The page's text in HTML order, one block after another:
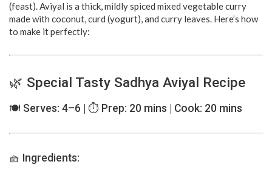
(feast). Aviyal is a thick, mildly spiced mixed vegetable curry
made with coconut, curd (yogurt), and curry leaves. Here’s how
to make it perfectly:
🌿 Special Tasty Sadhya Aviyal Recipe
🍽️ Serves: 4–6 | ⏱️ Prep: 20 mins | Cook: 20 mins
🧺 Ingredients: